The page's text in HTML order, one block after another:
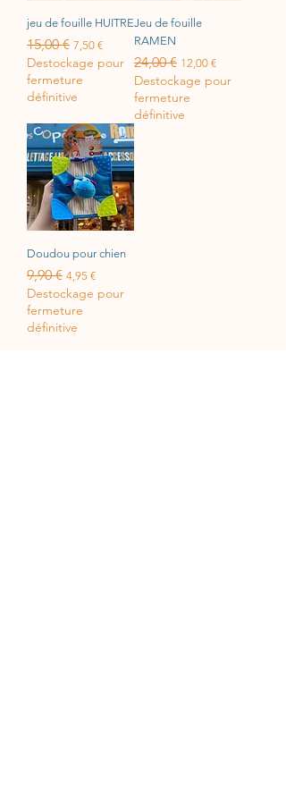
jeu de fouille HUITRE
Prix original
15,00 € Prix promotionnel
7,50 €
Destockage pour
fermeture
définitive
Jeu de fouille
RAMEN
Prix original
24,00 € Prix promotionnel
12,00 €
Destockage pour
fermeture
définitive
Doudou pour chien
Prix original
9,90 € Prix promotionnel
4,95 €
Destockage pour
fermeture
définitive